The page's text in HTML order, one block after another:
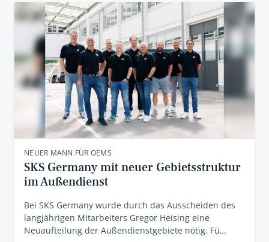
NEUER MANN FÜR OEMS
SKS Germany mit neuer Gebietsstruktur
im Außendienst
Bei SKS Germany wurde durch das Ausscheiden des
langjährigen Mitarbeiters Gregor Heising eine
Neuaufteilung der Außendienstgebiete nötig. Fü…